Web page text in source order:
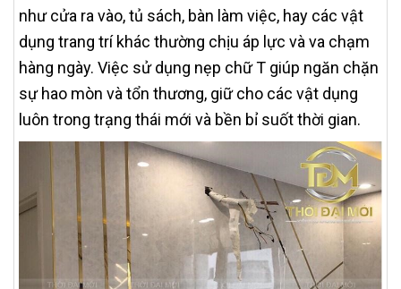
như cửa ra vào, tủ sách, bàn làm việc, hay các vật
dụng trang trí khác thường chịu áp lực và va chạm
hàng ngày. Việc sử dụng nẹp chữ T giúp ngăn chặn
sự hao mòn và tổn thương, giữ cho các vật dụng
luôn trong trạng thái mới và bền bỉ suốt thời gian.